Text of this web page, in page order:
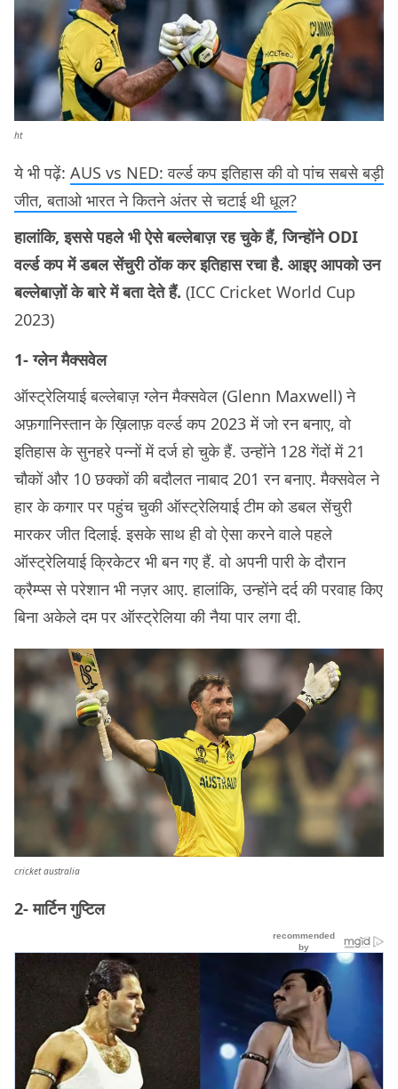
ht
ये भी पढ़ें: AUS vs NED: वर्ल्ड कप इतिहास की वो पांच सबसे बड़ी
जीत, बताओ भारत ने कितने अंतर से चटाई थी धूल?
हालांकि, इससे पहले भी ऐसे बल्लेबाज़ रह चुके हैं, जिन्होंने ODI
वर्ल्ड कप में डबल सेंचुरी ठोंक कर इतिहास रचा है. आइए आपको उन
बल्लेबाज़ों के बारे में बता देते हैं. (ICC Cricket World Cup
2023)
1- ग्लेन मैक्सवेल
ऑस्ट्रेलियाई बल्लेबाज़ ग्लेन मैक्सवेल (Glenn Maxwell) ने
अफ़गानिस्तान के ख़िलाफ़ वर्ल्ड कप 2023 में जो रन बनाए, वो
इतिहास के सुनहरे पन्नों में दर्ज हो चुके हैं. उन्होंने 128 गेंदों में 21
चौकों और 10 छक्कों की बदौलत नाबाद 201 रन बनाए. मैक्सवेल ने
हार के कगार पर पहुंच चुकी ऑस्ट्रेलियाई टीम को डबल सेंचुरी
मारकर जीत दिलाई. इसके साथ ही वो ऐसा करने वाले पहले
ऑस्ट्रेलियाई क्रिकेटर भी बन गए हैं. वो अपनी पारी के दौरान
क्रैम्प्स से परेशान भी नज़र आए. हालांकि, उन्होंने दर्द की परवाह किए
बिना अकेले दम पर ऑस्ट्रेलिया की नैया पार लगा दी.
cricket australia
2- मार्टिन गुप्टिल